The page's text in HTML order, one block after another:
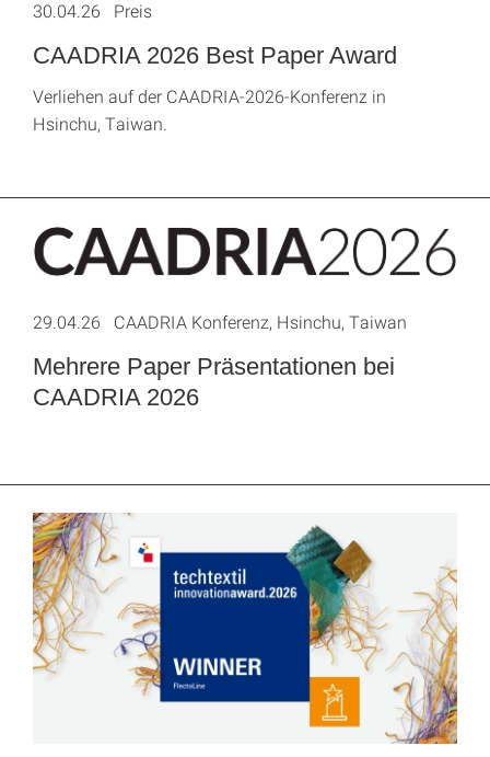
CAADRIA 2026 Best Paper Award
30.04.26 Preis
Verliehen auf der CAADRIA-2026-Konferenz in
Hsinchu, Taiwan.
Mehrere Paper Präsentationen bei
CAADRIA 2026
29.04.26 CAADRIA Konferenz, Hsinchu, Taiwan